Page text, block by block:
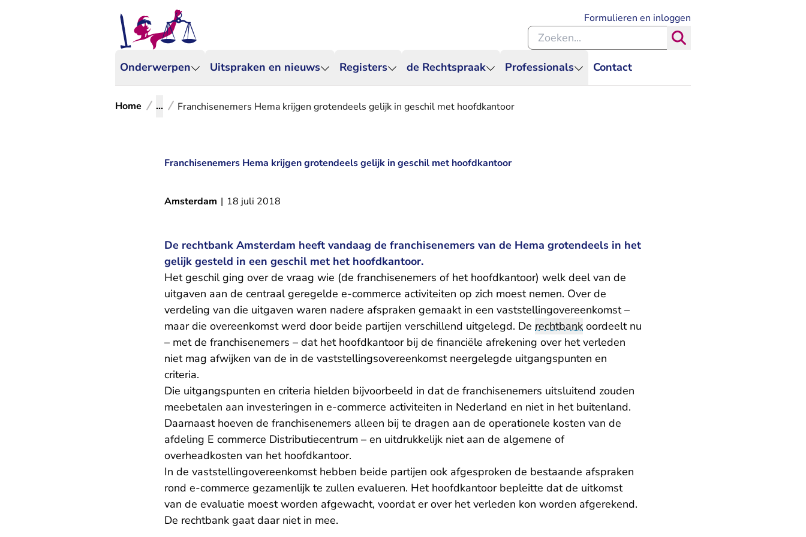
Onderwerpen Uitspraken en nieuws Registers de Rechtspraak Professionals Contact
Formulieren en inloggen
Zoeken binnen de Rechtspraak
Home ... Franchisenemers Hema krijgen grotendeels gelijk in geschil met hoofdkantoor
Franchisenemers Hema krijgen grotendeels gelijk in geschil met hoofdkantoor
Amsterdam | 18 juli 2018
De rechtbank Amsterdam heeft vandaag de franchisenemers van de Hema grotendeels in het
gelijk gesteld in een geschil met het hoofdkantoor.
Het geschil ging over de vraag wie (de franchisenemers of het hoofdkantoor) welk deel van de
uitgaven aan de centraal geregelde e-commerce activiteiten op zich moest nemen. Over de
verdeling van die uitgaven waren nadere afspraken gemaakt in een vaststellingovereenkomst –
maar die overeenkomst werd door beide partijen verschillend uitgelegd. De rechtbank oordeelt nu
– met de franchisenemers – dat het hoofdkantoor bij de financiële afrekening over het verleden
niet mag afwijken van de in de vaststellingsovereenkomst neergelegde uitgangspunten en
criteria.
Die uitgangspunten en criteria hielden bijvoorbeeld in dat de franchisenemers uitsluitend zouden
meebetalen aan investeringen in e-commerce activiteiten in Nederland en niet in het buitenland.
Daarnaast hoeven de franchisenemers alleen bij te dragen aan de operationele kosten van de
afdeling E commerce Distributiecentrum – en uitdrukkelijk niet aan de algemene of
overheadkosten van het hoofdkantoor.
In de vaststellingovereenkomst hebben beide partijen ook afgesproken de bestaande afspraken
rond e-commerce gezamenlijk te zullen evalueren. Het hoofdkantoor bepleitte dat de uitkomst
van de evaluatie moest worden afgewacht, voordat er over het verleden kon worden afgerekend.
De rechtbank gaat daar niet in mee.